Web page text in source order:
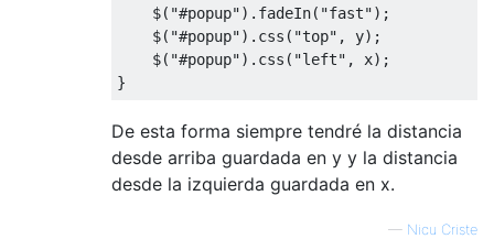
    $
( "#popup"). fadeIn( "fast");
    $
( "#popup"). css ( "top" , y);
    $
( "#popup"). css ( "left" , x);
}
De esta forma siempre tendré la distancia
desde arriba guardada en y y la distancia
desde la izquierda guardada en x.
— Nicu Criste